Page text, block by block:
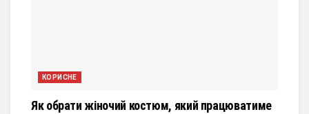
КОРИСНЕ
Як обрати жіночий костюм, який працюватиме